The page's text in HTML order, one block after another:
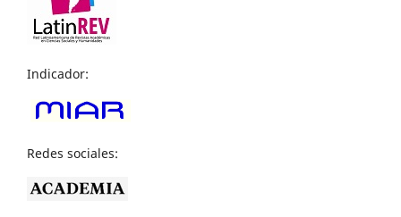
Indicador:
Redes sociales: